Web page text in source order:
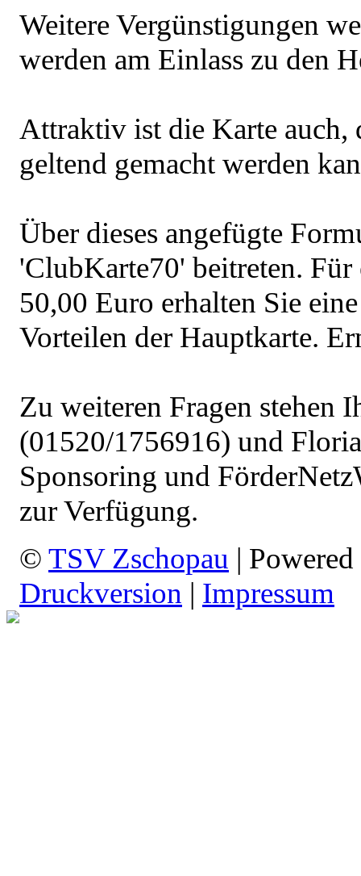
Weitere Vergünstigungen
werden am Einlass zu den
Attraktiv ist die Karte auch,
geltend gemacht werden
Über dieses angefügte
'ClubKarte70' beitreten.
50,00 Euro erhalten Sie
Vorteilen der Hauptkarte.
Zu weiteren Fragen stehen
(01520/1756916) und
Sponsoring und
zur Verfügung.
© TSV Zschopau |
Druckversion | Impressum